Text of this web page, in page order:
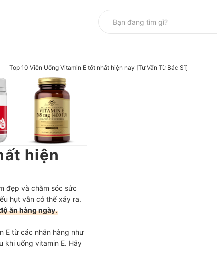
Top 10 Viên Uống Vitamin E tốt nhất hiện nay [Tư Vấn Từ Bác Sĩ]
hiện
đẹp và chăm sóc sức
hụt vẫn có thể xảy ra.
ăn hàng ngày.
E từ các nhãn hàng như
khi uống vitamin E. Hãy